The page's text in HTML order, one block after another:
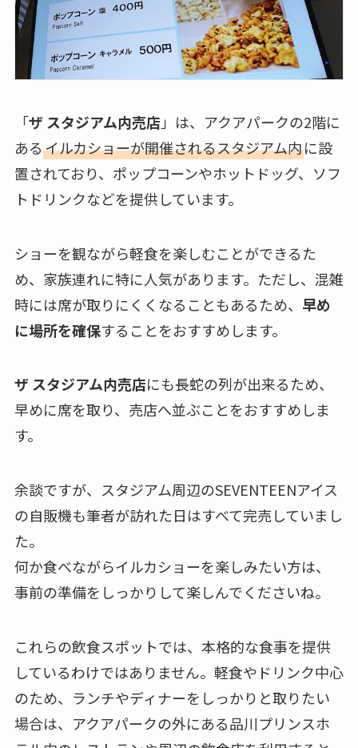
「ザ スタジアム内売店 」は、アクアパークの2階に
あるイルカショーが開催されるスタジアム内に設
置されており、ポップコーンやホットドッグ、ソフ
トドリンクなどを提供しています。
ショーを観ながら軽食を楽しむことができるた
め、家族連れに特に人気があります。ただし、混雑
時には席が取りにくくなることもあるため、 早め
に場所を確保することをおすすめします。
ザ スタジアム内売店にも長蛇の列が出来るため、
早めに席を取り、売店へ並ぶことをおすすめしま
す。
余談ですが、スタジアム周辺のSEVENTEENアイス
の自販機も筆者が訪れた日はすべて完売していまし
た。
何か食べながらイルカショーを楽しみたい方は、
事前の準備をしっかりして楽しんでくださいね。
これらの飲食スポットでは、本格的な食事を提供
しているわけではありません。軽食やドリンク中心
のため、ランチやディナーをしっかりと取りたい
場合は、アクアパークの外にある品川プリンスホ